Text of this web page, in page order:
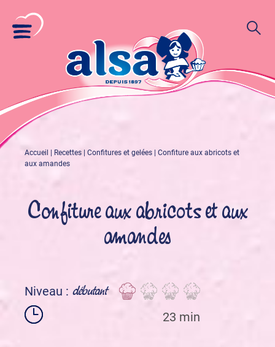
Accueil Recettes Confitures et gelées
Confiture aux abricots et
aux amandes
Confiture aux abricots et aux
amandes
Niveau : débutant
23 min